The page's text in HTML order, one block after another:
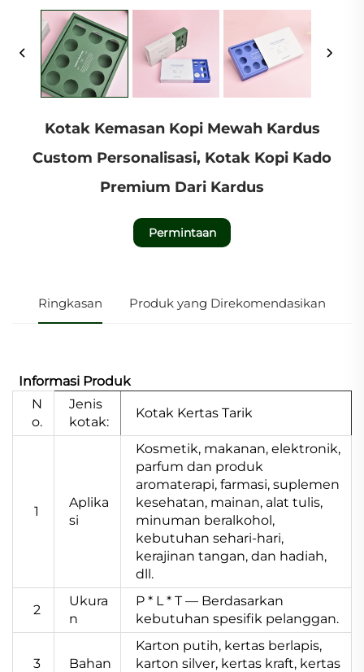
Kotak Kemasan Kopi Mewah Kardus
Custom Personalisasi, Kotak Kopi Kado
Premium Dari Kardus
Permintaan
Ringkasan Produk yang Direkomendasikan
Informasi Produk
N
o.
Jenis
kotak:
Kotak Kertas Tarik
1
Aplika
si
Kosmetik, makanan, elektronik,
parfum dan produk
aromaterapi, farmasi, suplemen
kesehatan, mainan, alat tulis,
minuman beralkohol,
kebutuhan sehari-hari,
kerajinan tangan, dan hadiah,
dll.
2
Ukura
n
P * L * T — Berdasarkan
kebutuhan spesifik pelanggan.
3 Bahan
Karton putih, kertas berlapis,
karton silver, kertas kraft, kertas